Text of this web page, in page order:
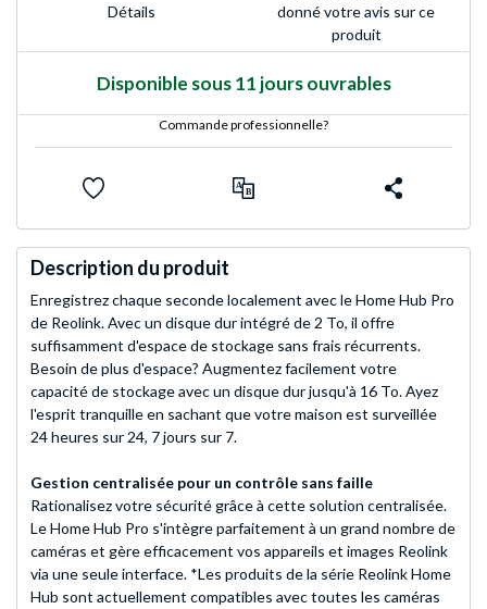
Détails
donné votre avis sur ce
produit
Disponible sous 11 jours ouvrables
Commande professionnelle?
Description du produit
Enregistrez chaque seconde localement avec le Home Hub Pro
de Reolink. Avec un disque dur intégré de 2 To, il offre
suffisamment d'espace de stockage sans frais récurrents.
Besoin de plus d'espace? Augmentez facilement votre
capacité de stockage avec un disque dur jusqu'à 16 To. Ayez
l'esprit tranquille en sachant que votre maison est surveillée
24 heures sur 24, 7 jours sur 7.
Gestion centralisée pour un contrôle sans faille
Rationalisez votre sécurité grâce à cette solution centralisée.
Le Home Hub Pro s'intègre parfaitement à un grand nombre de
caméras et gère efficacement vos appareils et images Reolink
via une seule interface. *Les produits de la série Reolink Home
Hub sont actuellement compatibles avec toutes les caméras